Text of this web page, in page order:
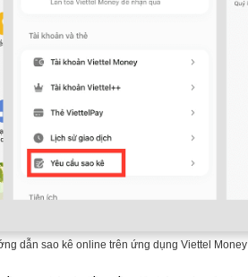
dẫn sao kê online trên ứng dụng Viettel Money